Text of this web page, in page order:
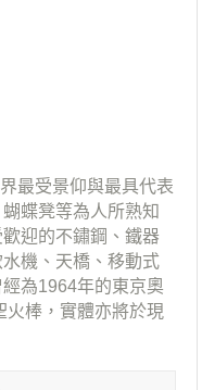
最受景仰與最具代表
蝶凳等為人所熟知
迎的不鏽鋼、鐵器
機、天橋、移動式
為1964年的東京奧
火棒，實體亦將於現